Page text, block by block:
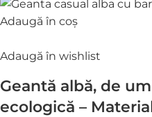
Adaugă în coș
Adaugă în wishlist
Geantă albă, de
ecologică –